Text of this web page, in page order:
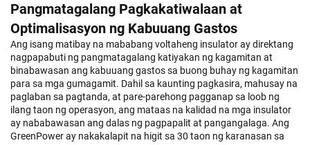
Pangmatagalang Pagkakatiwalaan at
Optimalisasyon ng Kabuuang Gastos
Ang isang matibay na mababang voltaheng insulator ay direktang
nagpapabuti ng pangmatagalang katiyakan ng kagamitan at
binabawasan ang kabuuang gastos sa buong buhay ng kagamitan
para sa mga gumagamit. Dahil sa kaunting pagkasira, mahusay na
paglaban sa pagtanda, at pare-parehong pagganap sa loob ng
ilang taon ng operasyon, ang mataas na kalidad na mga insulator
ay nababawasan ang dalas ng pagpapalit at pangangalaga. Ang
GreenPower ay nakakalapit na higit sa 30 taon ng karanasan sa